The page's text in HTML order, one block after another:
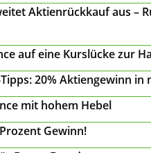
Aktienrückkauf aus –
auf eine Kurslücke zur
20% Aktiengewinn in
mit hohem Hebel
Gewinn!